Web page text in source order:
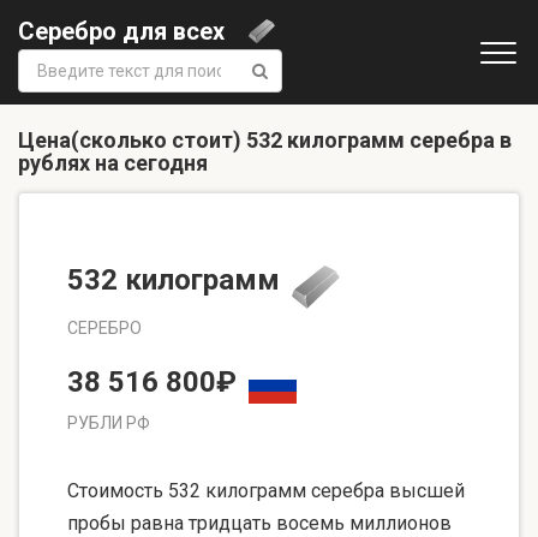
Серебро для всех
Поиск:
Цена(сколько стоит) 532 килограмм серебра в
рублях на сегодня
532 килограмм
СЕРЕБРО
38 516 800₽
РУБЛИ РФ
Стоимость 532 килограмм серебра высшей
пробы равна тридцать восемь миллионов